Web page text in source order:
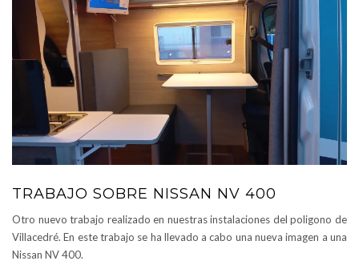
TRABAJO SOBRE NISSAN NV 400
Otro nuevo trabajo realizado en nuestras instalaciones del poligono de
Villacedré. En este trabajo se ha llevado a cabo una nueva imagen a una
Nissan NV 400.